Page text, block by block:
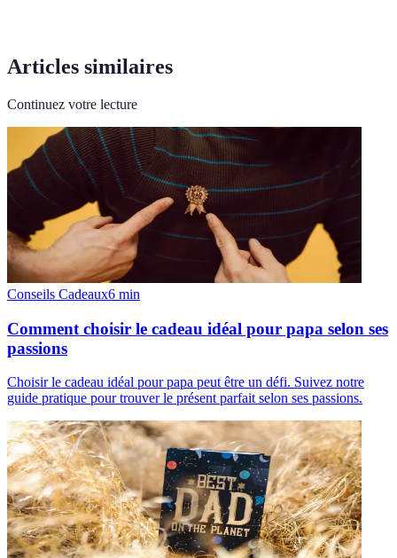
Articles similaires
Continuez votre lecture
Conseils Cadeaux6 min
Comment choisir le cadeau idéal pour papa selon ses
passions
Choisir le cadeau idéal pour papa peut être un défi. Suivez notre
guide pratique pour trouver le présent parfait selon ses passions.